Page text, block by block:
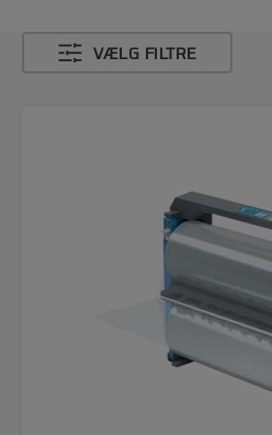
VÆLG FILTRE